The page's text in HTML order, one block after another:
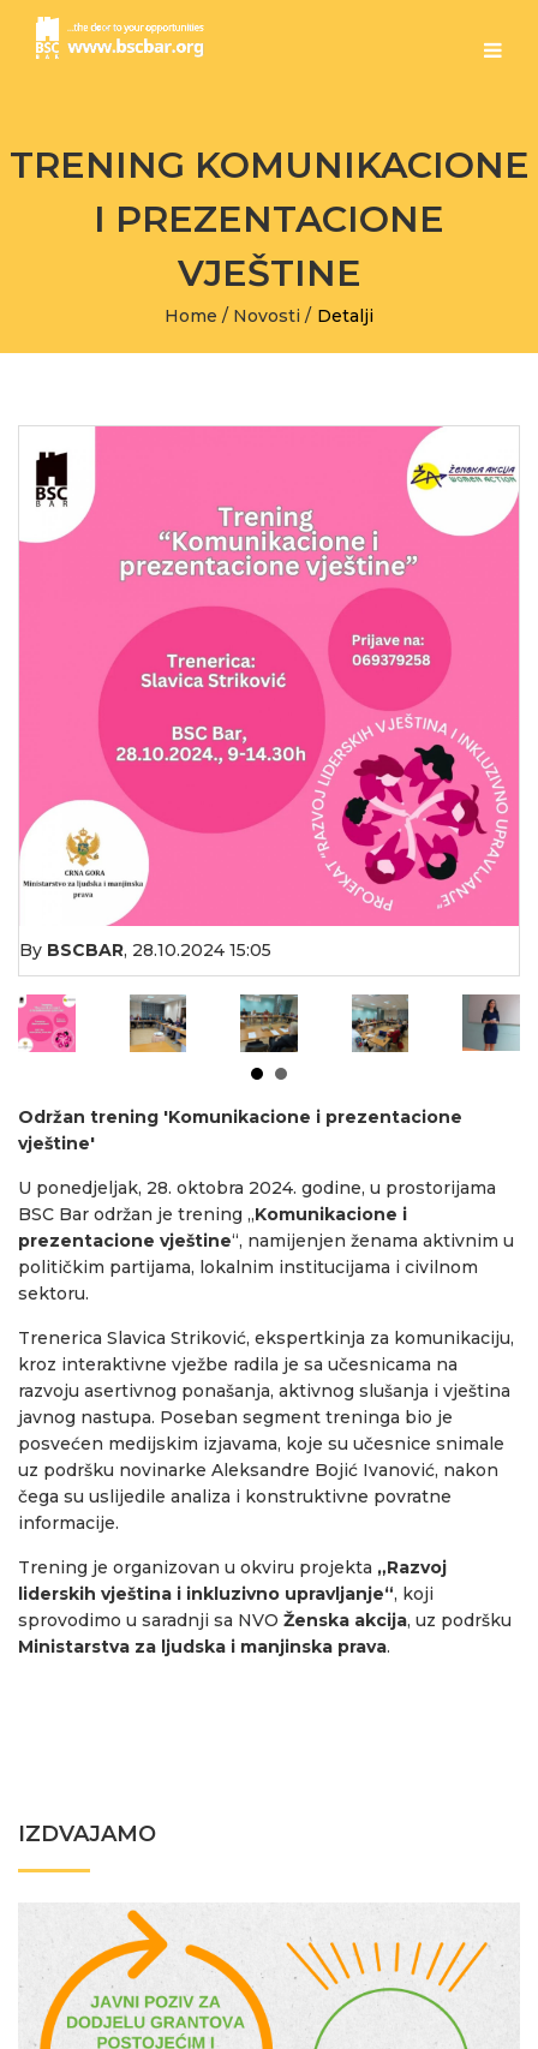
TRENING KOMUNIKACIONE
I PREZENTACIONE
VJEŠTINE
Home / Novosti / Detalji
By BSCBAR, 28.10.2024 15:05
Održan trening 'Komunikacione i prezentacione
vještine'
U ponedjeljak, 28. oktobra 2024. godine, u prostorijama
BSC Bar održan je trening „Komunikacione i
prezentacione vještine“, namijenjen ženama aktivnim u
političkim partijama, lokalnim institucijama i civilnom
sektoru.
Trenerica Slavica Striković, ekspertkinja za komunikaciju,
kroz interaktivne vježbe radila je sa učesnicama na
razvoju asertivnog ponašanja, aktivnog slušanja i vještina
javnog nastupa. Poseban segment treninga bio je
posvećen medijskim izjavama, koje su učesnice snimale
uz podršku novinarke Aleksandre Bojić Ivanović, nakon
čega su uslijedile analiza i konstruktivne povratne
informacije.
Trening je organizovan u okviru projekta „Razvoj
liderskih vještina i inkluzivno upravljanje“, koji
sprovodimo u saradnji sa NVO Ženska akcija, uz podršku
Ministarstva za ljudska i manjinska prava.
IZDVAJAMO